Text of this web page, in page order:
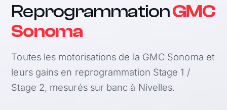
ReprogrammationGMC
Sonoma
Toutes les motorisations de la GMC Sonoma et
leurs gains en reprogrammation Stage 1 /
Stage 2, mesurés sur banc à Nivelles.